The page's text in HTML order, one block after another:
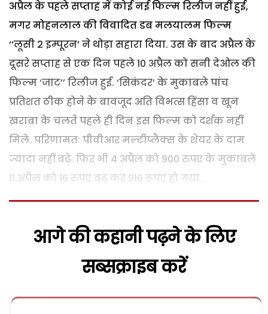
अप्रैल के पहले सप्ताह में कोई नई फिल्म रिलीज नहीं हुई,
मगर मोहनलाल की विवादित डब मलयालम फिल्म
‘‘लूसी 2 इम्पूरन’ ने थोड़ा सहारा दिया. उस के बाद अप्रैल के
दूसरे सप्ताह से एक दिन पहले 10 अप्रैल को सनी देओल की
फिल्म ‘जाट’’ रिलीज हुई. ‘सिकंदर’ के मुकाबले पांच
प्रतिशत ठीक होने के बावजूद अति विभत्स हिंसा व खून
खराबा के चलते पहले ही दिन इस फिल्म को दर्शक नहीं
मिले. परिणामतः पीवीआर मल्टीप्लैक्स के शेयर के दाम
ज्यादा नहीं बढ़े. फिर भी 4 अप्रैल को 900 रुपए के मुकाबले
11 अप्रैल को 16 रुपए बढ़ कर 916 रूपए हो गया.
आगे की कहानी पढ़ने के लिए
सब्सक्राइब करें